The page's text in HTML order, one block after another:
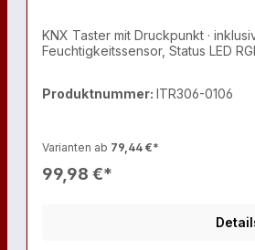
KNX Taster mit Druckpunkt ·
Feuchtigkeitssensor, Status LED
Produktnummer: ITR306-0106
Varianten ab 79,44 €*
99,98 €*